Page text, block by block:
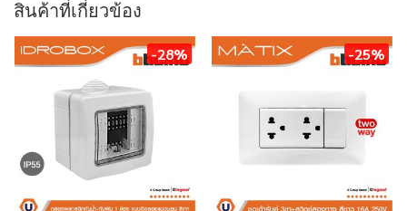
สินค้าที่เกี่ยวข้อง
-28% -25%